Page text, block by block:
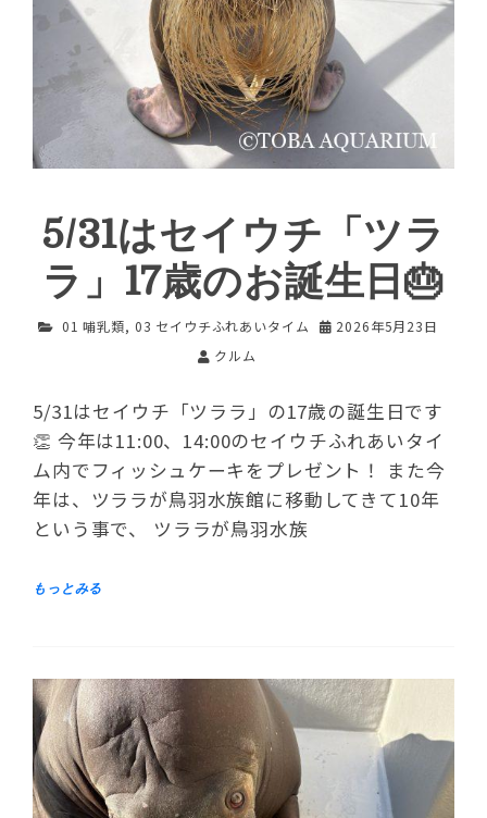
5/31はセイウチ「ツラ
ラ」17歳のお誕生日🎂
01 哺乳類, 03 セイウチふれあいタイム
2026年5月23日
クルム
5/31はセイウチ「ツララ」の17歳の誕生日です
👏 今年は11:00、14:00のセイウチふれあいタイ
ム内でフィッシュケーキをプレゼント！ また今
年は、ツララが鳥羽水族館に移動してきて10年
という事で、 ツララが鳥羽水族